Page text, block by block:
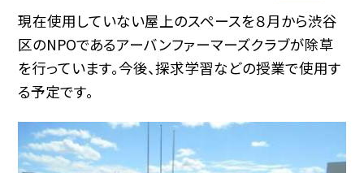
現在使用していない屋上のスペースを８月から渋谷
区のNPOであるアーバンファーマーズクラブが除草
を行っています。今後、探求学習などの授業で使用す
る予定です。